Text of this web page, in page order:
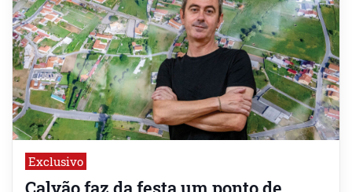
Exclusivo
Calvão faz da festa um ponto de